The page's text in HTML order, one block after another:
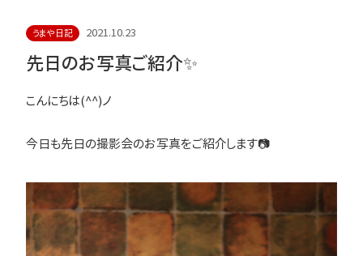
うまや日記 2021.10.23
先日のお写真ご紹介✨
こんにちは(^^)ノ
今日も先日の撮影会のお写真をご紹介します📷